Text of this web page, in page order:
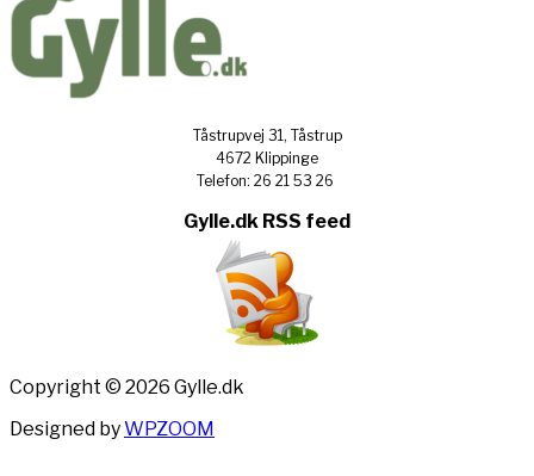
Tåstrupvej 31, Tåstrup
4672 Klippinge
Telefon: 26 21 53 26
Gylle.dk RSS feed
Copyright © 2026 Gylle.dk
Designed byWPZOOM